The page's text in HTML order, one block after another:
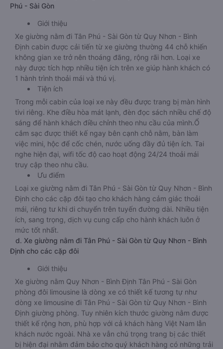
Phú - Sài Gòn
Giới thiệu
Xe giường nằm đi Tân Phú - Sài Gòn từ Quy Nhơn - Bình
Định cabin được cải tiến từ xe giường thường 44 chỗ khiến
không gian xe trở nên thoáng đãng, rộng rãi hơn. Loại xe
này được tích hợp nhiều tiện ích trên xe giúp hành khách có
1 hành trình thoải mái và thú vị.
Tiện ích
Trong mỗi cabin của loại xe này đều được trang bị màn hình
tivi riêng. Khe điều hòa mát lạnh, đèn đọc sách nhiều chế độ
sáng để hành khách điều chỉnh theo nhu cầu của mình.Ổ
cắm sạc được thiết kế ngay bên cạnh chỗ nằm, bàn làm
việc mini, hộc để cốc chén, nước uống đầy đủ tiện ích. Tai
nghe hiện đại, wifi tốc độ cao hoạt động 24/24 thoải mái
truy cập theo nhu cầu.
Ưu điểm
Loại xe giường nằm đi Tân Phú - Sài Gòn từ Quy Nhơn - Bình
Định cho các cặp đôi tạo cho khách hàng cảm giác thoải
mái, riêng tư khi di chuyển trên tuyến đường dài. Nhiều tiện
ích, sang trọng, dịch vụ cung cấp cho hành khách luôn ở
mức tốt nhất.
d. Xe giường nằm đi Tân Phú - Sài Gòn từ Quy Nhơn - Bình
Định cho các cặp đôi
Giới thiệu
Xe giường nằm Quy Nhơn - Bình Định Tân Phú - Sài Gòn
phòng đôi limousine là dòng xe có thiết kế tương tự như
dòng xe limousine đi Tân Phú - Sài Gòn từ Quy Nhơn - Bình
Định giường phòng. Tuy nhiên kích thước giường nằm được
thiết kế rộng hơn, phù hợp với cả khách hàng Việt Nam lẫn
khách nước ngoài. Nhà xe vẫn chú trọng trang bị các thiết
bị hiện đại nhằm đảm bảo cho quý khách hàng có những trải